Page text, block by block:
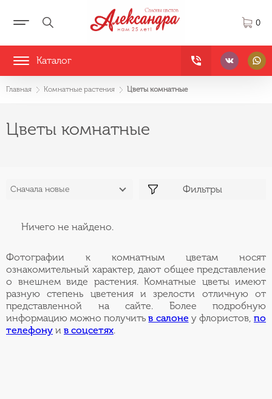
0
Каталог
Главная Комнатные растения Цветы комнатные
Цветы комнатные
Сначала новые Фильтры
Ничего не найдено.
Фотографии к комнатным цветам носят
ознакомительный характер, дают общее представление
о внешнем виде растения. Комнатные цветы имеют
разную степень цветения и зрелости отличную от
представленной на сайте. Более подробную
информацию можно получитьв салоне у флористов,по
телефону и в соцсетях.